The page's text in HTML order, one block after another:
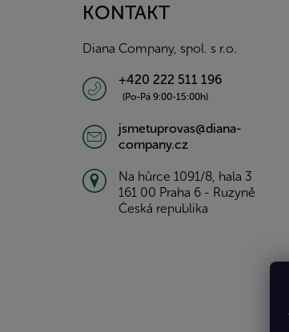
KONTAKT
Diana Company, spol. s r.o.
+420 222 511 196
(Po-Pá 9:00-15:00h)
jsmetuprovas@diana-
company.cz
Na hůrce 1091/8, hala 3
161 00 Praha 6 - Ruzyně
Česká republika